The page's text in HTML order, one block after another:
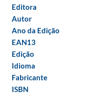
Editora
Autor
Ano da Edição
EAN13
Edição
Idioma
Fabricante
ISBN